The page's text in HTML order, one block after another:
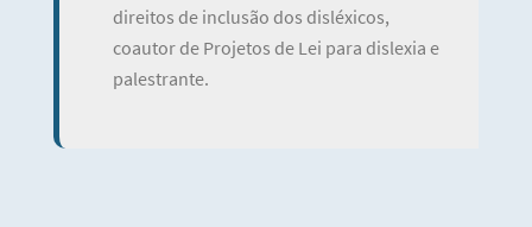
direitos de inclusão dos disléxicos,
coautor de Projetos de Lei para dislexia e
palestrante.